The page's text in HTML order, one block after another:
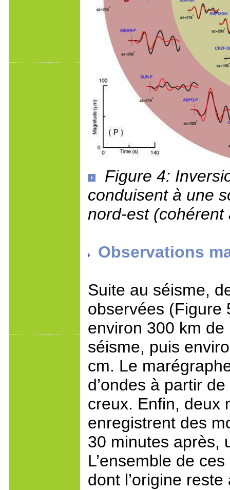
Figure 4:
conduisent à une
nord-est (cohérent
Observations
Suite au séisme,
observées (Figure
environ 300 km
séisme, puis
cm. Le
d’ondes à partir
creux. Enfin, deux
enregistrent des
30 minutes après,
L’ensemble de
dont l’origine